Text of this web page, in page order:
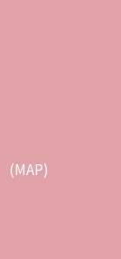
(MAP)